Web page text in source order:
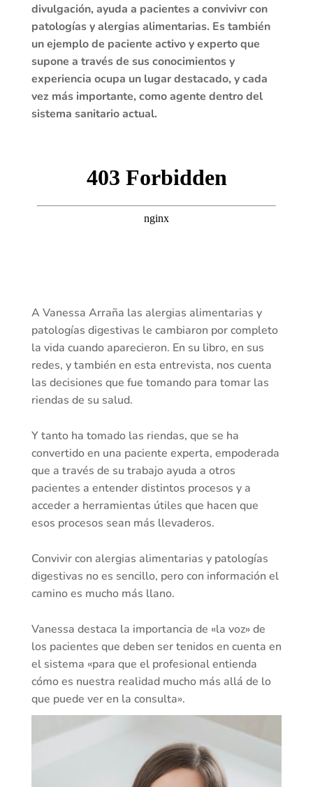
divulgación, ayuda a pacientes a convivivr con
patologías y alergias alimentarias. Es también
un ejemplo de paciente activo y experto que
supone a través de sus conocimientos y
experiencia ocupa un lugar destacado, y cada
vez más importante, como agente dentro del
sistema sanitario actual.
A Vanessa Arraña las alergias alimentarias y
patologías digestivas le cambiaron por completo
la vida cuando aparecieron. En su libro, en sus
redes, y también en esta entrevista, nos cuenta
las decisiones que fue tomando para tomar las
riendas de su salud.
Y tanto ha tomado las riendas, que se ha
convertido en una paciente experta, empoderada
que a través de su trabajo ayuda a otros
pacientes a entender distintos procesos y a
acceder a herramientas útiles que hacen que
esos procesos sean más llevaderos.
Convivir con alergias alimentarias y patologías
digestivas no es sencillo, pero con información el
camino es mucho más llano.
Vanessa destaca la importancia de «la voz» de
los pacientes que deben ser tenidos en cuenta en
el sistema «para que el profesional entienda
cómo es nuestra realidad mucho más allá de lo
que puede ver en la consulta».